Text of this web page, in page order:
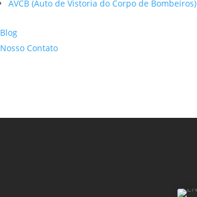
AVCB (Auto de Vistoria do Corpo de Bombeiros)
Blog
Nosso Contato